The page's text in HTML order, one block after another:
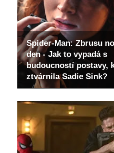
Spider-Man: Zbrusu
den - Jak to vypadá s
budoucností postavy,
ztvárnila Sadie Sink?